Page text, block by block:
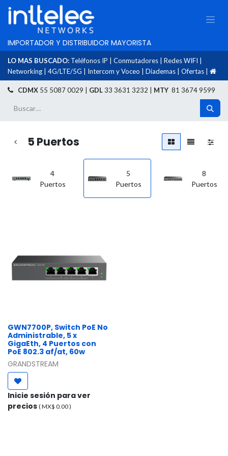
IMPORTADOR Y DISTRIBUIDOR MAYORISTA
LO MAS BUSCADO: Teléfonos IP Conmutadores Redes WIFI
Networking
4G/LTE/5G Intercom y Voceo Diademas Ofertas
CDMX 55 5087 0029 | GDL33 3631 3232 | MTY 81 3674 9599
5 Puertos
4
Puertos
5
Puertos
8
Puertos
GWN7700P, Switch PoE No
Administrable, 5 x
GigaEth, 4 Puertos con
PoE 802.3 af/at, 60w
GRANDSTREAM
Inicie sesión para ver
precios ( MX$ 0.00)